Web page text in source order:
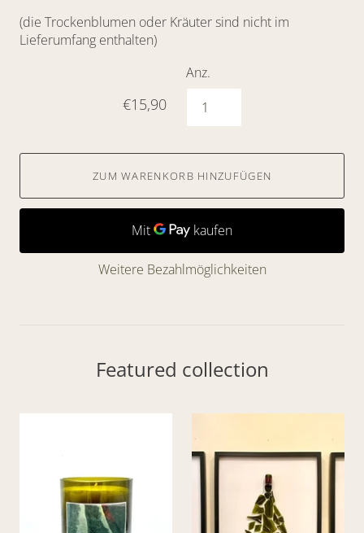
(die Trockenblumen oder Kräuter sind nicht im
Lieferumfang enthalten)
€15,90
Anz.
ZUM WARENKORB HINZUFÜGEN
Weitere Bezahlmöglichkeiten
Featured collection